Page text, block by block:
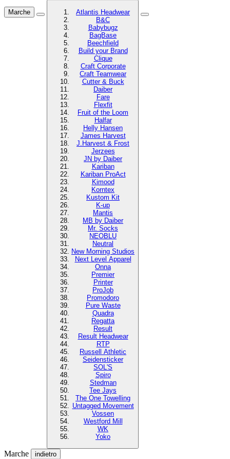
Marche
Atlantis Headwear
B&C
Babybugz
BagBase
Beechfield
Build your Brand
Clique
Craft Corporate
Craft Teamwear
Cutter & Buck
Daiber
Fare
Flexfit
Fruit of the Loom
Halfar
Helly Hansen
James Harvest
J.Harvest & Frost
Jerzees
JN by Daiber
Kariban
Kariban ProAct
Kimood
Korntex
Kustom Kit
K-up
Mantis
MB by Daiber
Mr. Socks
NEOBLU
Neutral
New Morning Studios
Next Level Apparel
Onna
Premier
Printer
ProJob
Promodoro
Pure Waste
Quadra
Regatta
Result
Result Headwear
RTP
Russell Athletic
Seidensticker
SOL'S
Spiro
Stedman
Tee Jays
The One Towelling
Untagged Movement
Vossen
Westford Mill
WK
Yoko
Marche indietro